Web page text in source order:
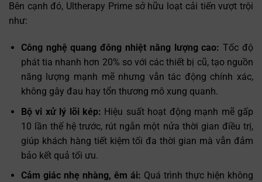
Bên cạnh đó, Ultherapy Prime sở hữu loạt cải tiến vượt trội
như:
Công nghệ quang đông nhiệt năng lượng cao:Tốc độ
phát tia nhanh hơn 20% so với các thiết bị cũ, tạo nguồn
năng lượng mạnh mẽ nhưng vẫn tác động chính xác,
không gây đau hay tổn thương mô xung quanh.
Bộ vi xử lý lõi kép: Hiệu suất hoạt động mạnh mẽ gấp
10 lần thế hệ trước, rút ngắn một nửa thời gian điều trị,
giúp khách hàng tiết kiệm tối đa thời gian mà vẫn đảm
bảo kết quả tối ưu.
Cảm giác nhẹ nhàng, êm ái: Quá trình thực hiện không